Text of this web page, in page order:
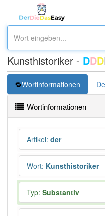
Kunsthistoriker - DDD
Wortinformationen
Wortinformationen
Artikel: der
Wort: Kunsthistoriker
Typ: Substantiv